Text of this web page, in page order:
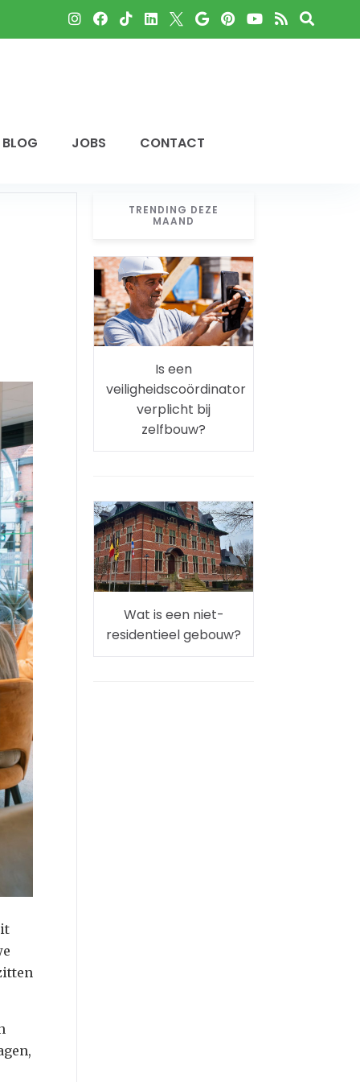
BLOG JOBS CONTACT
TRENDING DEZE
MAAND
Is een
veiligheidscoördinator
verplicht bij
zelfbouw?
Wat is een niet-
residentieel gebouw?